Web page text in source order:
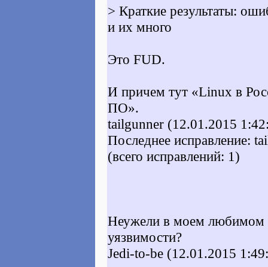
> Краткие результаты:
и их много
Это FUD.
И причем тут «Linux в
ПО».
tailgunner (12.01.2015
Последнее исправление:
(всего исправлений: 1)
Неужели в моем любимом
уязвимости?
Jedi-to-be (12.01.2015